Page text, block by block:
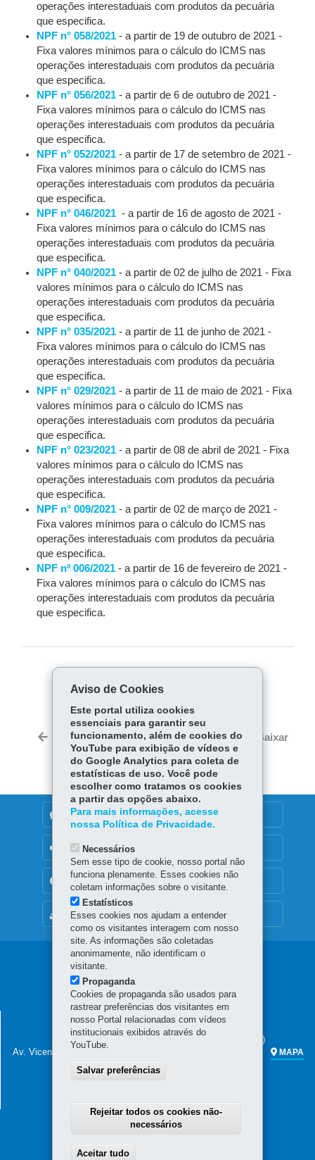
operações interestaduais com produtos da pecuária
que especifica.
NPF n° 058/2021 - a partir de 19 de outubro de 2021 -
Fixa valores mínimos para o cálculo do ICMS nas
operações interestaduais com produtos da pecuária
que especifica.
NPF n° 056/2021 - a partir de 6 de outubro de 2021 -
Fixa valores mínimos para o cálculo do ICMS nas
operações interestaduais com produtos da pecuária
que especifica.
NPF n° 052/2021 - a partir de 17 de setembro de 2021 -
Fixa valores mínimos para o cálculo do ICMS nas
operações interestaduais com produtos da pecuária
que especifica.
NPF n° 046/2021 - a partir de 16 de agosto de 2021 -
Fixa valores mínimos para o cálculo do ICMS nas
operações interestaduais com produtos da pecuária
que especifica.
NPF n° 040/2021 - a partir de 02 de julho de 2021 - Fixa
valores mínimos para o cálculo do ICMS nas
operações interestaduais com produtos da pecuária
que especifica.
NPF n° 035/2021 - a partir de 11 de junho de 2021 -
Fixa valores mínimos para o cálculo do ICMS nas
operações interestaduais com produtos da pecuária
que especifica.
NPF n° 029/2021 - a partir de 11 de maio de 2021 - Fixa
valores mínimos para o cálculo do ICMS nas
operações interestaduais com produtos da pecuária
que especifica.
NPF n° 023/2021 - a partir de 08 de abril de 2021 - Fixa
valores mínimos para o cálculo do ICMS nas
operações interestaduais com produtos da pecuária
que especifica.
NPF n° 009/2021 - a partir de 02 de março de 2021 -
Fixa valores mínimos para o cálculo do ICMS nas
operações interestaduais com produtos da pecuária
que especifica.
NPF nº 006/2021 - a partir de 16 de fevereiro de 2021 -
Fixa valores mínimos para o cálculo do ICMS nas
operações interestaduais com produtos da pecuária
que especifica.
ce
bo
ok
Tw
itt
er
ts
Ap
p
Voltar Início Imprimir Baixar
MAPA DO SITE
DENUNCIE CORRUPÇÃO
OUVIDORIA
TRANSPARÊNCIA INSTITUCIONAL
Navegação
principal
SECRETARIA DA FAZENDA
Sede administrativa (não há atendimento ao público)
Av. Vicente Machado, 445 - Centro
MAPA
Atendimento telefônico das 7h às 19h
0800 041 1528(apenas fixo)
Aviso de Cookies
Este portal utiliza cookies
essenciais para garantir seu
funcionamento, além de cookies do
YouTube para exibição de vídeos e
do Google Analytics para coleta de
estatísticas de uso. Você pode
escolher como tratamos os cookies
a partir das opções abaixo.
Para mais informações, acesse
nossa Política de Privacidade.
Necessários
Sem esse tipo de cookie, nosso portal não
funciona plenamente. Esses cookies não
coletam informações sobre o visitante.
Estatísticos
Esses cookies nos ajudam a entender
como os visitantes interagem com nosso
site. As informações são coletadas
anonimamente, não identificam o
visitante.
Propaganda
Cookies de propaganda são usados para
rastrear preferências dos visitantes em
nosso Portal relacionadas com vídeos
institucionais exibidos através do
YouTube.
Salvar preferências
Rejeitar todos os cookies não-
necessários
Aceitar tudo